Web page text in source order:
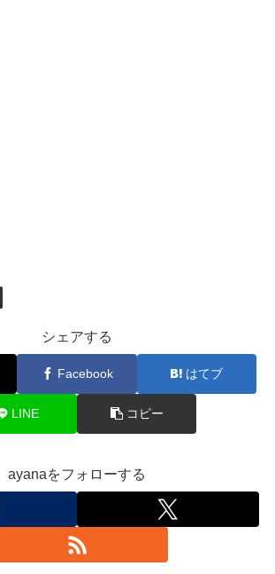
シェアする
Facebook はてブ
LINE コピー
ayanaをフォローする